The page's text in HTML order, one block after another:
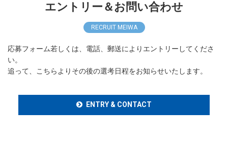
エントリー＆お問い合わせ
RECRUIT MEIWA
応募フォーム若しくは、電話、郵送によりエントリーしてくださ
い。
追って、こちらよりその後の選考日程をお知らせいたします。
ENTRY & CONTACT